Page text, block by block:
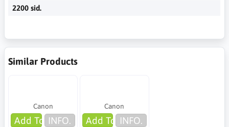
2200 sid.
Similar Products
Canon
Add To Cart
INFO.
Canon
Add To Cart
INFO.